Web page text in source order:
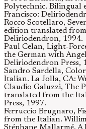
Polytechnic. Bilingual
Francisco:
Rocco Scotellaro,
edition translated
Deliriodendron, 1994.
Paul Celan, Light-
the German with
Deliriodendron Press,
Sandro Sardella,
Italian. La Jolla, CA:
Claudio Galuzzi, The
translated from the
Press, 1997.
Ferruccio Brugnaro,
from the Italian.